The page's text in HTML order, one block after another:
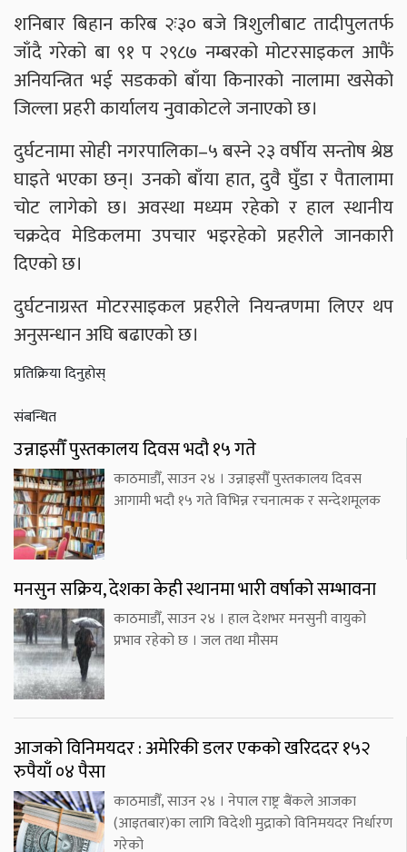
शनिबार बिहान करिब २ः३० बजे त्रिशुलीबाट तादीपुलतर्फ
जाँदै गरेको बा ९१ प २९८७ नम्बरको मोटरसाइकल आफैं
अनियन्त्रित भई सडकको बाँया किनारको नालामा खसेको
जिल्ला प्रहरी कार्यालय नुवाकोटले जनाएको छ।
दुर्घटनामा सोही नगरपालिका–५ बस्ने २३ वर्षीय सन्तोष श्रेष्ठ
घाइते भएका छन्। उनको बाँया हात, दुवै घुँडा र पैतालामा
चोट लागेको छ। अवस्था मध्यम रहेको र हाल स्थानीय
चक्रदेव मेडिकलमा उपचार भइरहेको प्रहरीले जानकारी
दिएको छ।
दुर्घटनाग्रस्त मोटरसाइकल प्रहरीले नियन्त्रणमा लिएर थप
अनुसन्धान अघि बढाएको छ।
प्रतिक्रिया दिनुहोस्
संबन्धित
उन्नाइसौँ पुस्तकालय दिवस भदौ १५ गते
काठमाडौँ, साउन २४ । उन्नाइसौँ पुस्तकालय दिवस
आगामी भदौ १५ गते विभिन्न रचनात्मक र सन्देशमूलक
मनसुन सक्रिय, देशका केही स्थानमा भारी वर्षाको सम्भावना
काठमाडौँ, साउन २४ । हाल देशभर मनसुनी वायुको
प्रभाव रहेको छ । जल तथा मौसम
आजको विनिमयदर : अमेरिकी डलर एकको खरिददर १५२
रुपैयाँ ०४ पैसा
काठमाडौँ, साउन २४ । नेपाल राष्ट्र बैंकले आजका
(आइतबार)का लागि विदेशी मुद्राको विनिमयदर निर्धारण
गरेको